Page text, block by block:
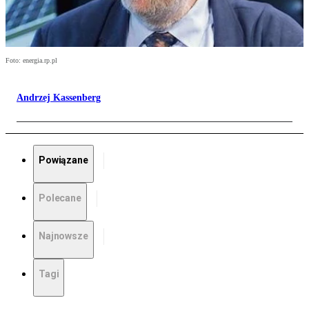
Foto: energia.rp.pl
Andrzej Kassenberg
Powiązane
Polecane
Najnowsze
Tagi